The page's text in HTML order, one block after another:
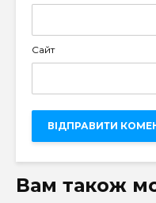
Сайт
Вам також